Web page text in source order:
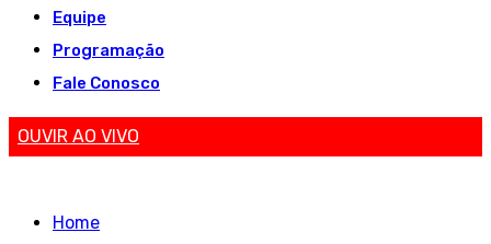
Equipe
Programação
Fale Conosco
OUVIR AO VIVO
Home